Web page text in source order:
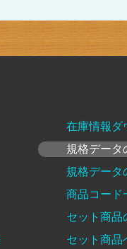
在庫情報ダ
規格データ
規格データ
商品コード
セット商品
セット商品